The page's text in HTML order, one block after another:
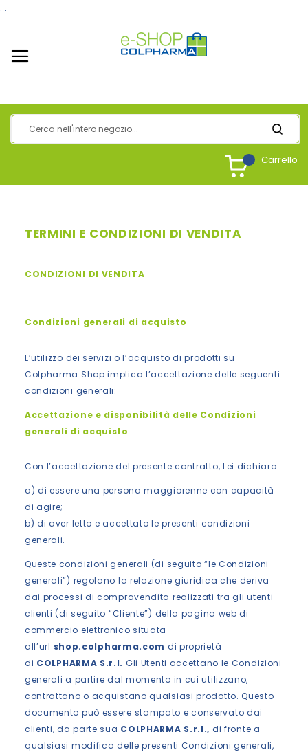
. .
Carrello
TERMINI E CONDIZIONI DI VENDITA
CONDIZIONI DI VENDITA
Condizioni generali di acquisto
L’utilizzo dei servizi o l’acquisto di prodotti su
Colpharma Shop implica l’accettazione delle seguenti
condizioni generali:
Accettazione e disponibilità delle Condizioni
generali di acquisto
Con l’accettazione del presente contratto, Lei dichiara:
a) di essere una persona maggiorenne con capacità
di agire;
b) di aver letto e accettato le presenti condizioni
generali.
Queste condizioni generali (di seguito “le Condizioni
generali”) regolano la relazione giuridica che deriva
dai processi di compravendita realizzati tra gli utenti-
clienti (di seguito “Cliente”) della pagina web di
commercio elettronico situata
all’url shop.colpharma.com di proprietà
di COLPHARMA S.r.l. Gli Utenti accettano le Condizioni
generali a partire dal momento in cui utilizzano,
contrattano o acquistano qualsiasi prodotto. Questo
documento può essere stampato e conservato dai
clienti, da parte sua COLPHARMA S.r.l., di fronte a
qualsiasi modifica delle presenti Condizioni generali,